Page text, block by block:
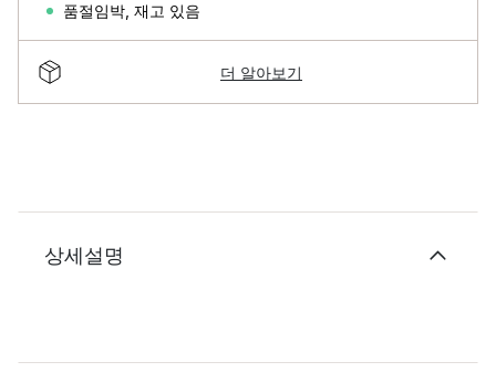
품절임박 재고 있음
더 알아보기
상세설명